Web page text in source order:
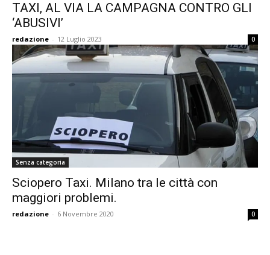
TAXI, AL VIA LA CAMPAGNA CONTRO GLI
‘ABUSIVI’
redazione - 12 Luglio 2023 0
Senza categoria
Sciopero Taxi. Milano tra le città con
maggiori problemi.
redazione - 6 Novembre 2020 0